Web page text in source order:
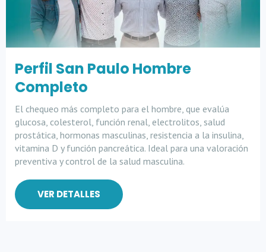
Perfil San Paulo Hombre
Completo
El chequeo más completo para el hombre, que evalúa
glucosa, colesterol, función renal, electrolitos, salud
prostática, hormonas masculinas, resistencia a la insulina,
vitamina D y función pancreática. Ideal para una valoración
preventiva y control de la salud masculina.
VER DETALLES